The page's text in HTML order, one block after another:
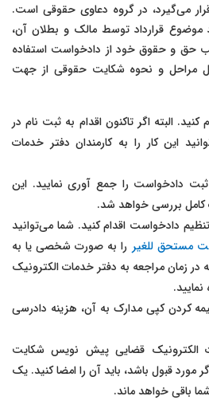
می‌گیرد، در گروه دعاوی حقوقی است.
موضوع قرارداد توسط مالک و بطلان آن،
حق و حقوق خود از دادخواست استفاده
مراحل و نحوه شکایت حقوقی از جهت
کنید. البته اگر تاکنون اقدام به ثبت نام در
این کار را به کارمندان دفتر خدمات
دادخواست را جمع آوری نمایید. این
کامل بررسی خواهد شد.
دادخواست اقدام کنید. شما می‌توانید
مستحق للغیر را به صورت شخصی یا به
در زمان مراجعه به دفتر خدمات الکترونیک
کردن کپی مدارک به آن، هزینه دادرسی
الکترونیک قضایی پیش نویس شکایت
مورد قبول باشد، باید آن را امضا کنید. یک
باقی خواهد ماند.